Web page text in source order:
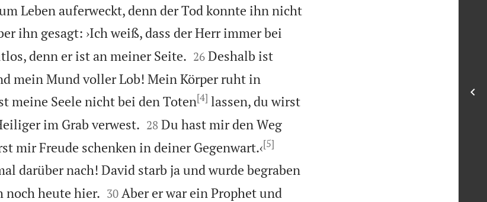
Leben auferweckt, denn der Tod konnte ihn nicht
ihn gesagt: ›Ich weiß, dass der Herr immer bei
denn er ist an meiner Seite.
26 Deshalb ist
mein Mund voller Lob! Mein Körper ruht in
meine Seele nicht bei den Toten[4] lassen, du wirst
im Grab verwest.
28 Du hast mir den Weg
mir Freude schenken in deiner Gegenwart.‹[5]
darüber nach! David starb ja und wurde begraben
noch heute hier.
30 Aber er war ein Prophet und